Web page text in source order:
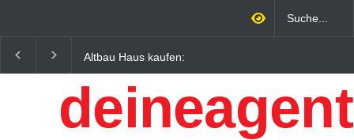
Altbau Haus kaufen:
Unterschiede zwischen
Süddeutschland und
Österreich einfach erklärt
Wirtschaftsfaktor: Wie
Qualitätstourismus
profitieren